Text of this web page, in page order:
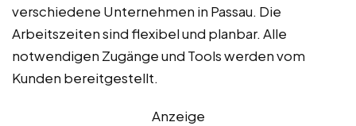
verschiedene Unternehmen in Passau. Die
Arbeitszeiten sind flexibel und planbar. Alle
notwendigen Zugänge und Tools werden vom
Kunden bereitgestellt.
Anzeige